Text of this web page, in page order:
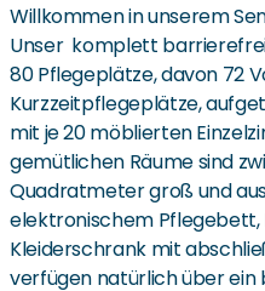
Willkommen in unserem
Unser komplett
80 Pflegeplätze, davon 72
Kurzzeitpflegeplätze,
mit je 20 möblierten
gemütlichen Räume sind
Quadratmeter groß und
elektronischem
Kleiderschrank mit
verfügen natürlich über